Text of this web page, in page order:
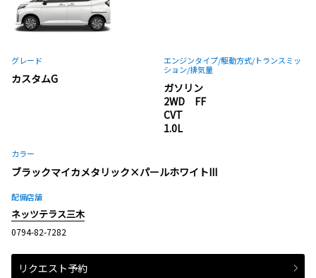
グレード
カスタムG
エンジンタイプ/駆動方式/トランスミッ
ション/排気量
ガソリン
2WD FF
CVT
1.0L
カラー
ブラックマイカメタリック×パールホワイトIII
配備店舗
ネッツテラス三木
0794-82-7282
リクエスト予約